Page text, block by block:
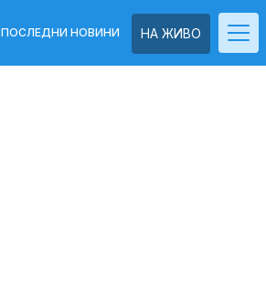
НА ЖИВО
ПОСЛЕДНИ НОВИНИ